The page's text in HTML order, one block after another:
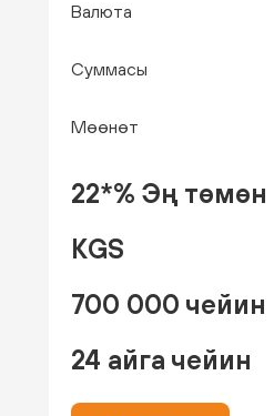
Валюта
Суммасы
Мөөнөт
22*% Эң төмөн
KGS
700 000 чейин
24 айга чейин